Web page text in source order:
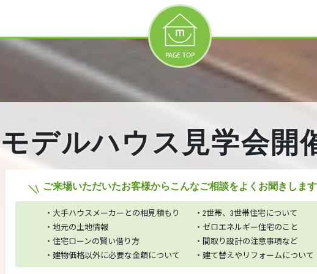
PAGE TOP
モデルハウス見学会開
ご来場いただいたお客様から こんなご相談をよくお聞きします
・大手ハウスメーカーとの相見積もり
・2世帯、3世帯住宅について
・地元の土地情報
・ゼロエネルギー住宅のこと
・住宅ローンの賢い借り方
・間取り設計の注意事項など
・建物価格以外に必要な金額について
・建て替えやリフォームについて